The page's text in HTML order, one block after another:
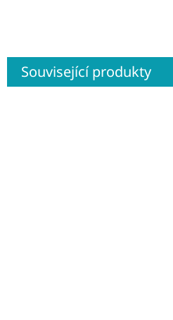
Související produkty